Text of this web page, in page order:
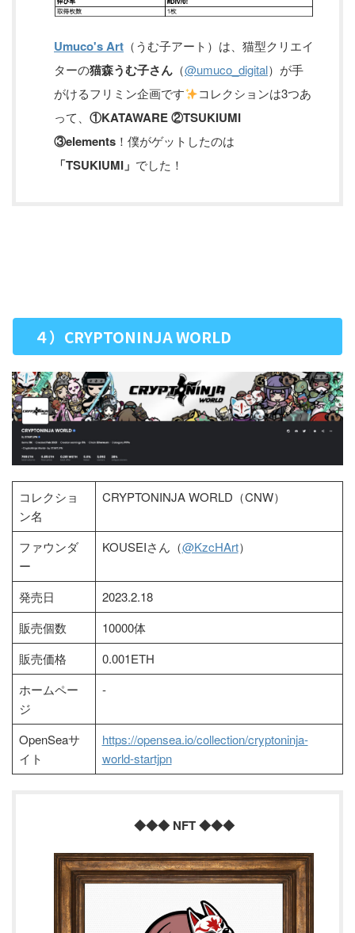
Umuco's Art （うむ子アート）は、猫型クリエイ
ターの猫森うむ子さん （@umuco_digital）が手
がけるフリミン企画です
コレクションは3つあ
って、 ①KATAWARE ②TSUKIUMI
③elements ！僕がゲットしたのは
「TSUKIUMI」 でした！
４）CRYPTONINJA WORLD
コレクショ
ン名
CRYPTONINJA WORLD（CNW）
ファウンダ
ー
KOUSEIさん（@KzcHArt）
発売日
2023.2.18
販売個数
10000体
販売価格
0.001ETH
ホームペー
ジ
-
OpenSeaサ
イト
https://opensea.io/collection/cryptoninja-
world-startjpn
◆◆◆ NFT ◆◆◆